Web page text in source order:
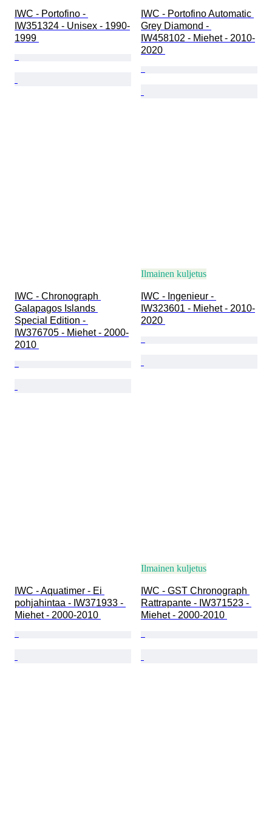
IWC - Portofino -
IW351324 - Unisex - 1990-
1999
IWC - Portofino Automatic
Grey Diamond -
IW458102 - Miehet - 2010-
2020
IWC - Chronograph
Galapagos Islands
Special Edition -
IW376705 - Miehet - 2000-
2010
Ilmainen kuljetus
IWC - Ingenieur -
IW323601 - Miehet - 2010-
2020
IWC - Aquatimer - Ei
pohjahintaa - IW371933 -
Miehet - 2000-2010
Ilmainen kuljetus
IWC - GST Chronograph
Rattrapante - IW371523 -
Miehet - 2000-2010